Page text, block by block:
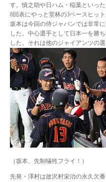
す。慎之助や日ハム・稲葉といっ
8回表にやっと堂林の3ベースヒッ
坂本は今回の侍ジャパンでは非常
した。中心選手として日本一を勝
した。それは他のジャイアンツの
（坂本、先制犠牲フライ！）
先発・澤村は故沢村栄治の永久欠